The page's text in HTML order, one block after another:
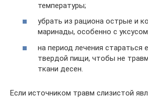
температуры;
убрать из рациона острые и
маринады, особенно с
на период лечения стараться
твердой пищи, чтобы не
ткани десен.
Если источником травм слизистой